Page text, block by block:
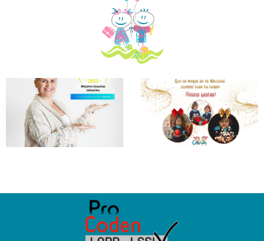
C.E.I.
Colorets
Reconocida
Como
Escuela